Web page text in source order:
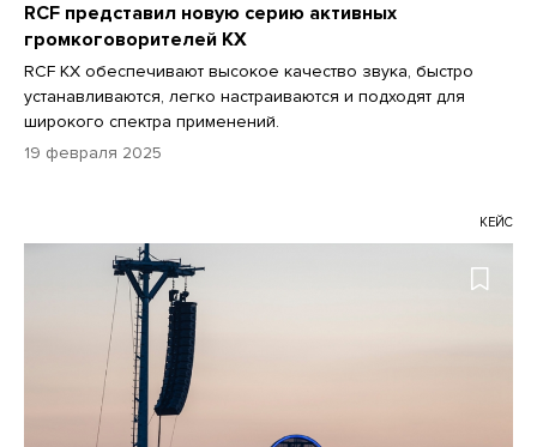
RCF представил новую серию активных
громкоговорителей KX
RCF KX обеспечивают высокое качество звука, быстро
устанавливаются, легко настраиваются и подходят для
широкого спектра применений.
19 февраля 2025
КЕЙС